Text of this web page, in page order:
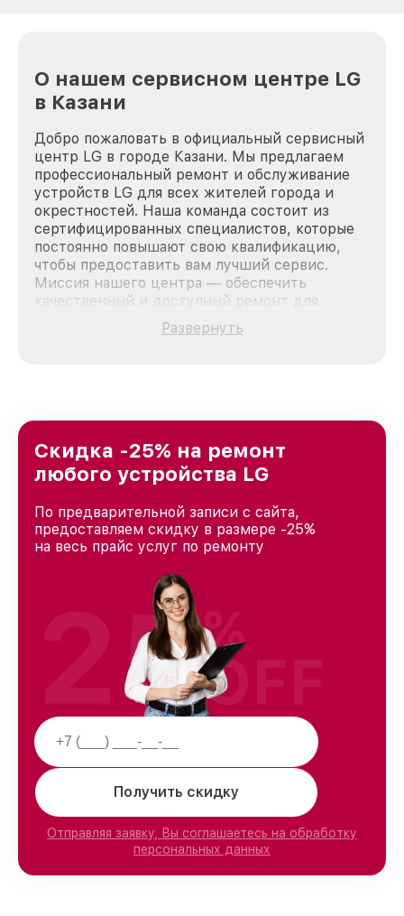
О нашем сервисном центре LG
в Казани
Добро пожаловать в официальный сервисный
центр LG в городе Казани. Мы предлагаем
профессиональный ремонт и обслуживание
устройств LG для всех жителей города и
окрестностей. Наша команда состоит из
сертифицированных специалистов, которые
постоянно повышают свою квалификацию,
чтобы предоставить вам лучший сервис.
Миссия нашего центра — обеспечить
качественный и доступный ремонт для
каждого пользователя продукции LG, вне
зависимости от сложности поломки. Мы
и лояльности наших клиентов.
Развернуть
Скидка -25% на ремонт
любого устройства LG
По предварительной записи с сайта,
предоставляем скидку в размере -25%
на весь прайс услуг по ремонту
Получить скидку
Отправляя заявку, Вы соглашаетесь на обработку
персональных данных
25%
OFF